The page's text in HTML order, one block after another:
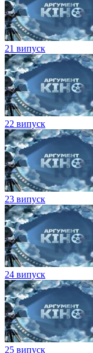
21 випуск
22 випуск
23 випуск
24 випуск
25 випуск